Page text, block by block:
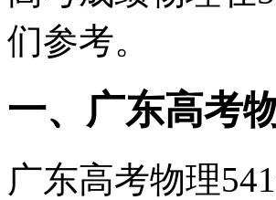
们参考。
一、广东高考
广东高考物理